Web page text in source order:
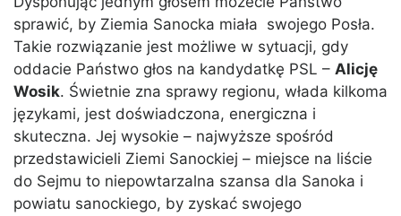
sprawić, by Ziemia Sanocka miała swojego Posła.
Takie rozwiązanie jest możliwe w sytuacji, gdy
oddacie Państwo głos na kandydatkę PSL – Alicję
Wosik. Świetnie zna sprawy regionu, włada kilkoma
językami, jest doświadczona, energiczna i
skuteczna. Jej wysokie – najwyższe spośród
przedstawicieli Ziemi Sanockiej – miejsce na liście
do Sejmu to niepowtarzalna szansa dla Sanoka i
powiatu sanockiego, by zyskać swojego